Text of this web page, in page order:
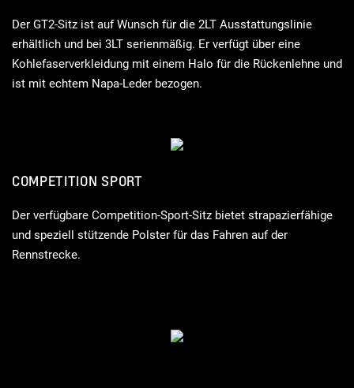
Der GT2-Sitz ist auf Wunsch für die 2LT Ausstattungslinie
erhältlich und bei 3LT serienmäßig. Er verfügt über eine
Kohlefaserverkleidung mit einem Halo für die Rückenlehne und
ist mit echtem Napa-Leder bezogen.
COMPETITION SPORT
Der verfügbare Competition-Sport-Sitz bietet strapazierfähige
und speziell stützende Polster für das Fahren auf der
Rennstrecke.